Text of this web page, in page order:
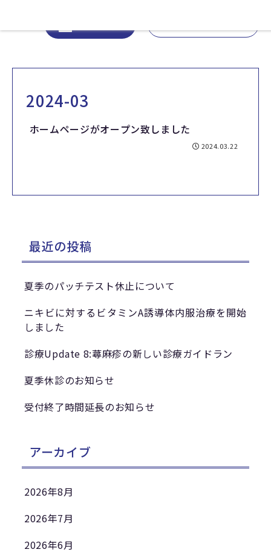
2024-03
ホームページがオープン致しました
2024.03.22
最近の投稿
夏季のパッチテスト休止について
ニキビに対するビタミンA誘導体内服治療を開始
しました
診療Update 8:蕁麻疹の新しい診療ガイドラン
夏季休診のお知らせ
受付終了時間延長のお知らせ
アーカイブ
2026年8月
2026年7月
2026年6月